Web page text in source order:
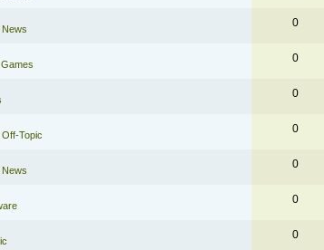
News 0
Games 0
0
Off-Topic 0
News 0
0
0